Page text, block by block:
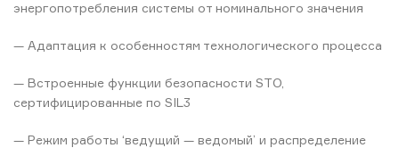
энергопотребления системы от номинального значения
— Адаптация к особенностям технологического процесса
— Встроенные функции безопасности STO,
сертифицированные по SIL3
— Режим работы ‘ведущий — ведомый’ и распределение